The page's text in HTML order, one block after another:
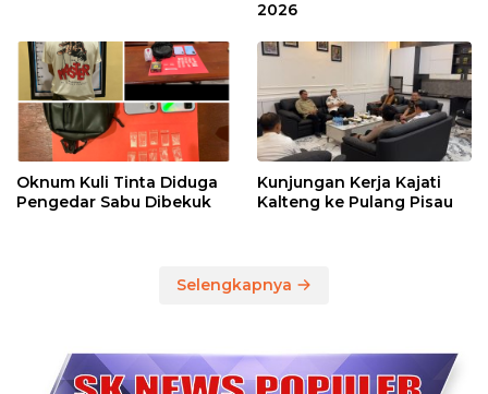
2026
Oknum Kuli Tinta Diduga
Pengedar Sabu Dibekuk
Kunjungan Kerja Kajati
Kalteng ke Pulang Pisau
Selengkapnya